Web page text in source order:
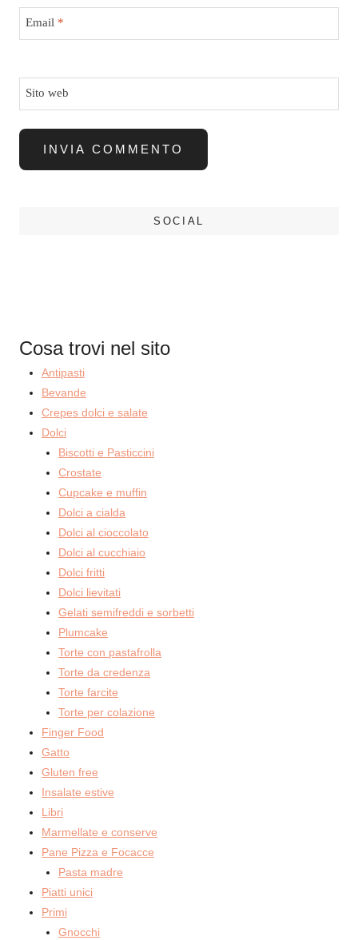
Email *
Sito web
SOCIAL
Cosa trovi nel sito
Antipasti
Bevande
Crepes dolci e salate
Dolci
Biscotti e Pasticcini
Crostate
Cupcake e muffin
Dolci a cialda
Dolci al cioccolato
Dolci al cucchiaio
Dolci fritti
Dolci lievitati
Gelati semifreddi e sorbetti
Plumcake
Torte con pastafrolla
Torte da credenza
Torte farcite
Torte per colazione
Finger Food
Gatto
Gluten free
Insalate estive
Libri
Marmellate e conserve
Pane Pizza e Focacce
Pasta madre
Piatti unici
Primi
Gnocchi